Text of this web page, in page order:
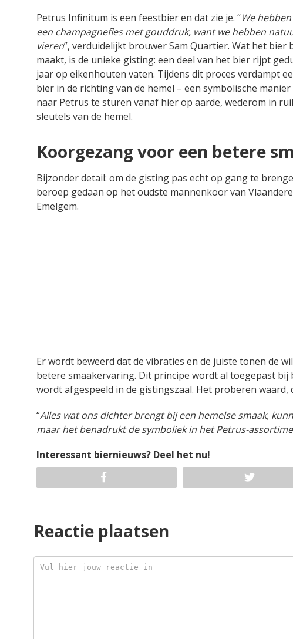
Petrus Infinitum is een feestbier en dat zie je. “We
een champagnefles met gouddruk, want we hebben
vieren”, verduidelijkt brouwer Sam Quartier. Wat het bier
maakt, is de unieke gisting: een deel van het bier rijpt
jaar op eikenhouten vaten. Tijdens dit proces verdampt
bier in de richting van de hemel – een symbolische
naar Petrus te sturen vanaf hier op aarde, wederom in
sleutels van de hemel.
Koorgezang voor een betere
Bijzonder detail: om de gisting pas echt op gang te
beroep gedaan op het oudste mannenkoor van
Emelgem.
Er wordt beweerd dat de vibraties en de juiste tonen de
betere smaakervaring. Dit principe wordt al toegepast
wordt afgespeeld in de gistingszaal. Het proberen
“Alles wat ons dichter brengt bij een hemelse smaak,
maar het benadrukt de symboliek in het Petrus-
Interessant biernieuws? Deel het nu!
Reactie plaatsen